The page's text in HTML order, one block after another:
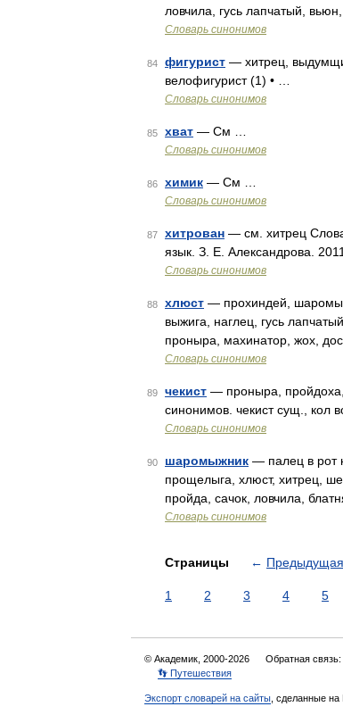
ловчила, гусь лапчатый,
Словарь синонимов
84 фигурист — хитрец,
велофигурист (1) • …
Словарь синонимов
85 хват — См …
Словарь синонимов
86 химик — См …
Словарь синонимов
87 хитрован — см. хитрец
язык. З. Е. Александрова.
Словарь синонимов
88 хлюст — прохиндей,
выжига, наглец, гусь
проныра, махинатор, жох,
Словарь синонимов
89 чекист — проныра, пройдоха,
синонимов. чекист сущ., кол
Словарь синонимов
90 шаромыжник — палец в рот
прощелыга, хлюст, хитрец,
пройда, сачок, ловчила,
Словарь синонимов
Страницы ← Предыдущая
1 2 3 4 5
© Академик, 2000-2026 Обратная связь:
👣 Путешествия
Экспорт словарей на сайты , сделанные на